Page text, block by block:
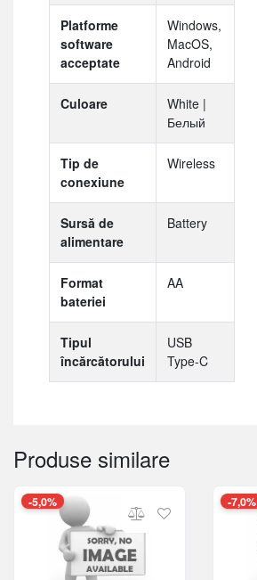
Platforme
software
acceptate
Windows,
MacOS,
Android
Culoare
White |
Белый
Tip de
conexiune
Wireless
Sursă de
alimentare
Battery
Format
bateriei
AA
Tipul
încărcătorului
USB
Type-C
Produse similare
-5,0% -7,0%